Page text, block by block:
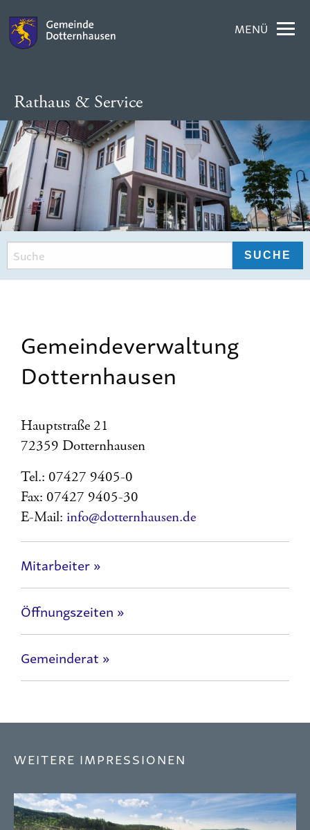
MENÜ
Rathaus & Service
Gemeindeverwaltung
Dotternhausen
Hauptstraße 21
72359 Dotternhausen
Tel.: 07427 9405-0
Fax: 07427 9405-30
E-Mail: info@dotternhausen.de
Mitarbeiter »
Öffnungszeiten »
Gemeinderat »
WEITERE IMPRESSIONEN